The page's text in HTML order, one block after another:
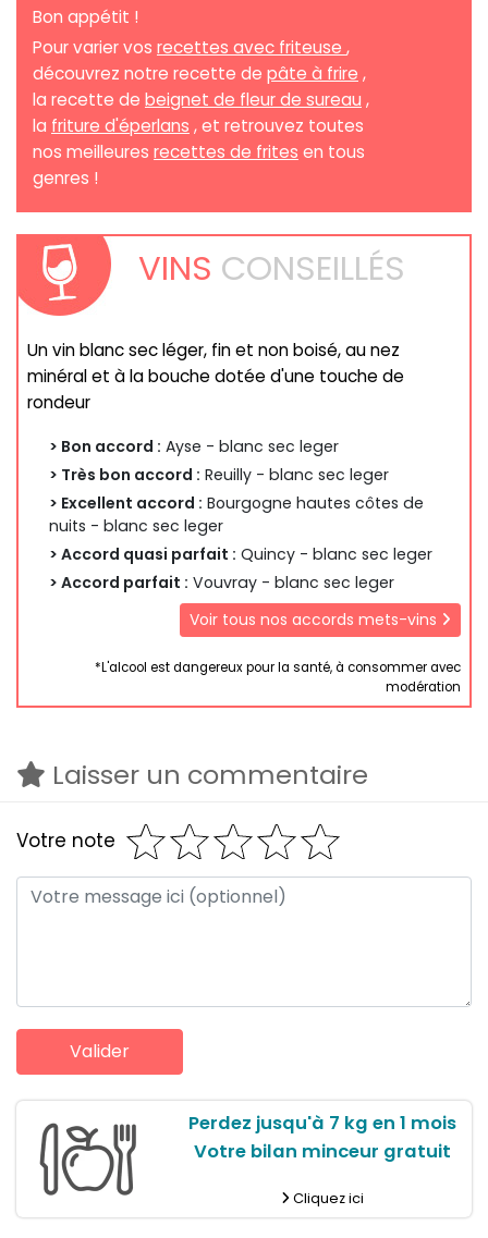
Bon appétit !
Pour varier vos recettes avec friteuse ,
découvrez notre recette de pâte à frire ,
la recette de beignet de fleur de sureau ,
la friture d'éperlans , et retrouvez toutes
nos meilleures recettes de frites en tous
genres !
VINS CONSEILLÉS
Un vin blanc sec léger, fin et non boisé, au nez
minéral et à la bouche dotée d'une touche de
rondeur
> Bon accord : Ayse - blanc sec leger
> Très bon accord : Reuilly - blanc sec leger
> Excellent accord : Bourgogne hautes côtes de
nuits - blanc sec leger
> Accord quasi parfait : Quincy - blanc sec leger
> Accord parfait : Vouvray - blanc sec leger
Voir tous nos accords mets-vins
*L'alcool est dangereux pour la santé, à consommer avec
modération
Laisser un commentaire
Votre note
Perdez jusqu'à 7 kg en 1 mois
Votre bilan minceur gratuit
Cliquez ici